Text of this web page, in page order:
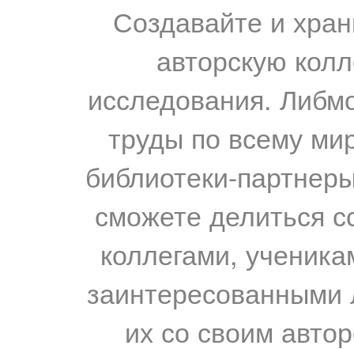
Создавайте и
авторскую
исследования.
труды по всему
библиотеки-
сможете делиться
коллегами,
их со своим